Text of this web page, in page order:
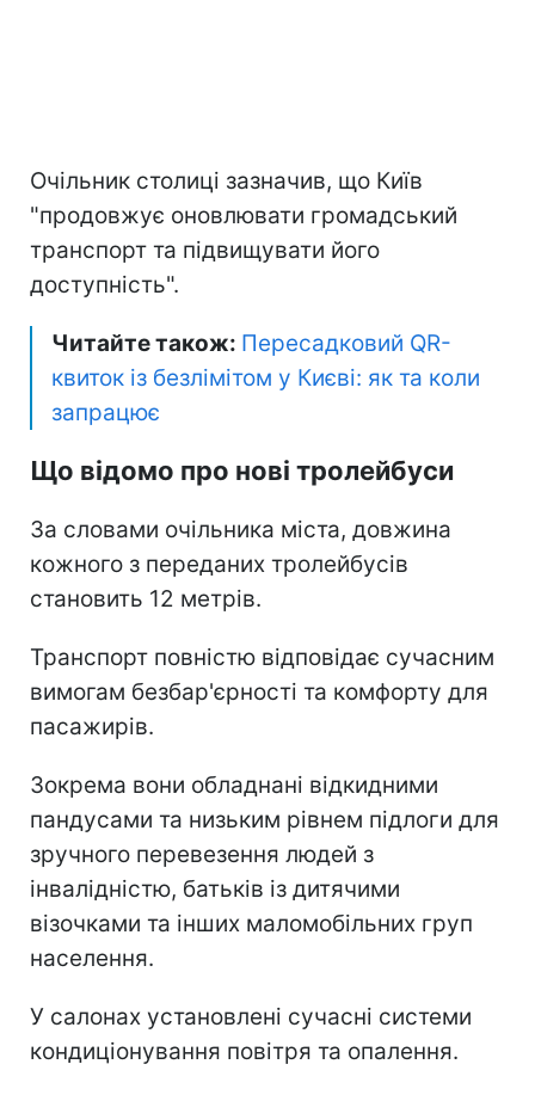
Очільник столиці зазначив, що Київ
"продовжує оновлювати громадський
транспорт та підвищувати його
доступність".
Читайте також: Пересадковий QR-
квиток із безлімітом у Києві: як та коли
запрацює
Що відомо про нові тролейбуси
За словами очільника міста, довжина
кожного з переданих тролейбусів
становить 12 метрів.
Транспорт повністю відповідає сучасним
вимогам безбар'єрності та комфорту для
пасажирів.
Зокрема вони обладнані відкидними
пандусами та низьким рівнем підлоги для
зручного перевезення людей з
інвалідністю, батьків із дитячими
візочками та інших маломобільних груп
населення.
У салонах установлені сучасні системи
кондиціонування повітря та опалення.